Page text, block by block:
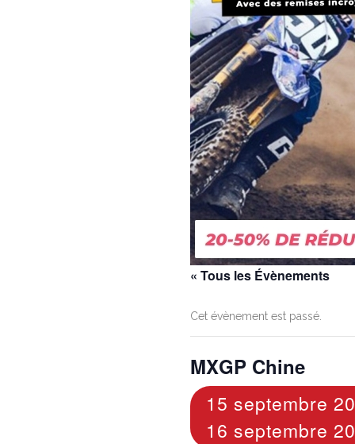
« Tous les Évènements
Cet évènement est passé.
MXGP Chine
15 septembre
16 septembre